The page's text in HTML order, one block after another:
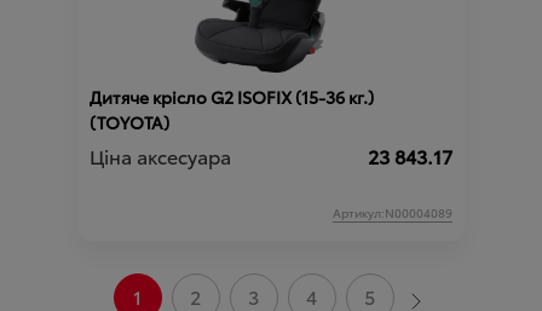
Дитяче крісло G2 ISOFIX (15-36 кг.)
(TOYOTA)
Ціна аксесуара 23 843.17
Артикул:N00004089
1 2 3 4 5